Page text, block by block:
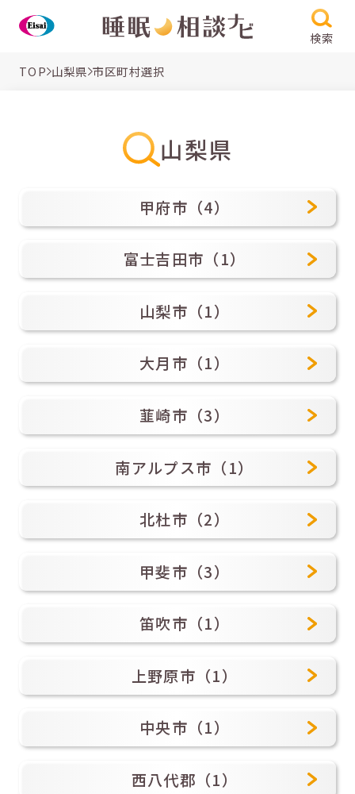
検索
TOP 山梨県 市区町村選択
山梨県
甲府市（4）
富士吉田市（1）
山梨市（1）
大月市（1）
韮崎市（3）
南アルプス市（1）
北杜市（2）
甲斐市（3）
笛吹市（1）
上野原市（1）
中央市（1）
西八代郡（1）